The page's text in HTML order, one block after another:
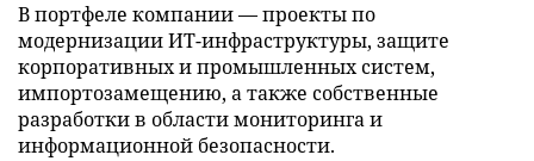
В портфеле компании — проекты по
модернизации ИТ-инфраструктуры, защите
корпоративных и промышленных систем,
импортозамещению, а также собственные
разработки в области мониторинга и
информационной безопасности.